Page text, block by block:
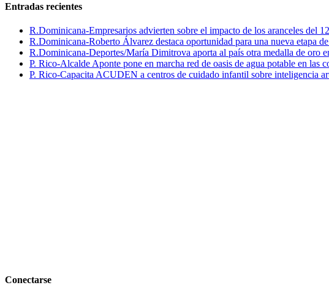
Entradas recientes
R.Dominicana-Empresarios advierten sobre el impacto de los aranceles del
R.Dominicana-Roberto Álvarez destaca oportunidad para una nueva etapa
R.Dominicana-Deportes/María Dimitrova aporta al país otra medalla de oro
P. Rico-Alcalde Aponte pone en marcha red de oasis de agua potable en las
P. Rico-Capacita ACUDEN a centros de cuidado infantil sobre inteligencia
Conectarse